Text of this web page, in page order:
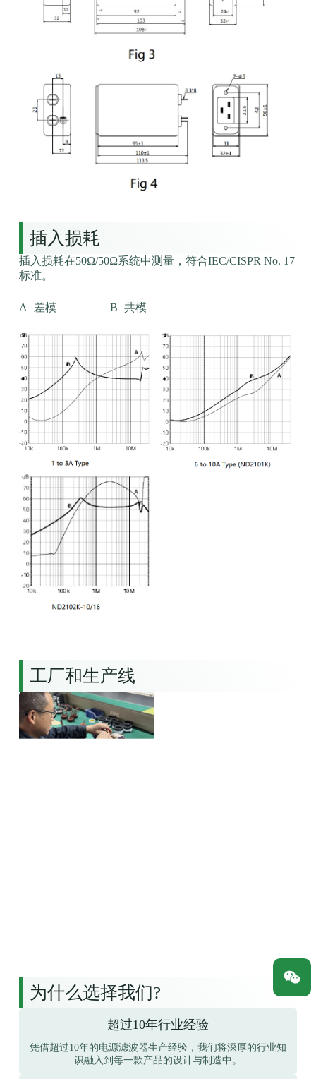
插入损耗
插入损耗在50Ω/50Ω系统中测量，符合IEC/CISPR No. 17
标准。
A=差模 B=共模
工厂和生产线
为什么选择我们?
超过10年行业经验
凭借超过10年的电源滤波器生产经验，我们将深厚的行业知
识融入到每一款产品的设计与制造中。